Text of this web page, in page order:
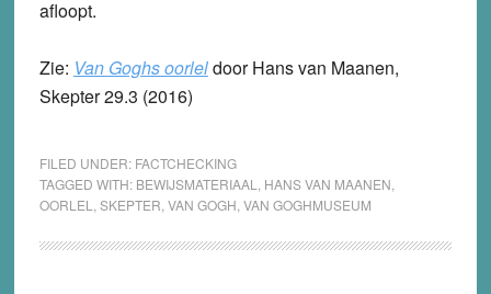
afloopt.
Zie: Van Goghs oorleldoor Hans van Maanen,
Skepter 29.3 (2016)
FILED UNDER: FACTCHECKING
TAGGED WITH: BEWIJSMATERIAAL HANS VAN MAANEN
OORLEL
SKEPTER VAN GOGH VAN GOGHMUSEUM